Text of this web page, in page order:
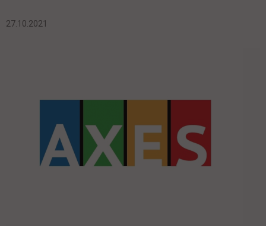
27.10.2021